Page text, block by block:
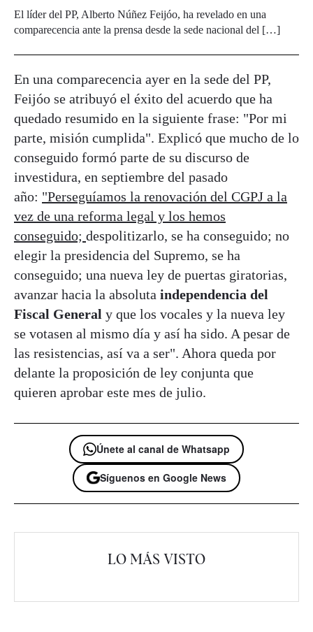
El líder del PP, Alberto Núñez Feijóo, ha revelado en una
comparecencia ante la prensa desde la sede nacional del […]
En una comparecencia ayer en la sede del PP,
Feijóo se atribuyó el éxito del acuerdo que ha
quedado resumido en la siguiente frase: "Por mi
parte, misión cumplida". Explicó que mucho de lo
conseguido formó parte de su discurso de
investidura, en septiembre del pasado
año: "Perseguíamos la renovación del CGPJ a la
vez de una reforma legal y los hemos
conseguido; despolitizarlo, se ha conseguido; no
elegir la presidencia del Supremo, se ha
conseguido; una nueva ley de puertas giratorias,
avanzar hacia la absoluta independencia del
Fiscal General y que los vocales y la nueva ley
se votasen al mismo día y así ha sido. A pesar de
las resistencias, así va a ser". Ahora queda por
delante la proposición de ley conjunta que
quieren aprobar este mes de julio.
Únete al canal de Whatsapp
Síguenos en Google News
LO MÁS VISTO